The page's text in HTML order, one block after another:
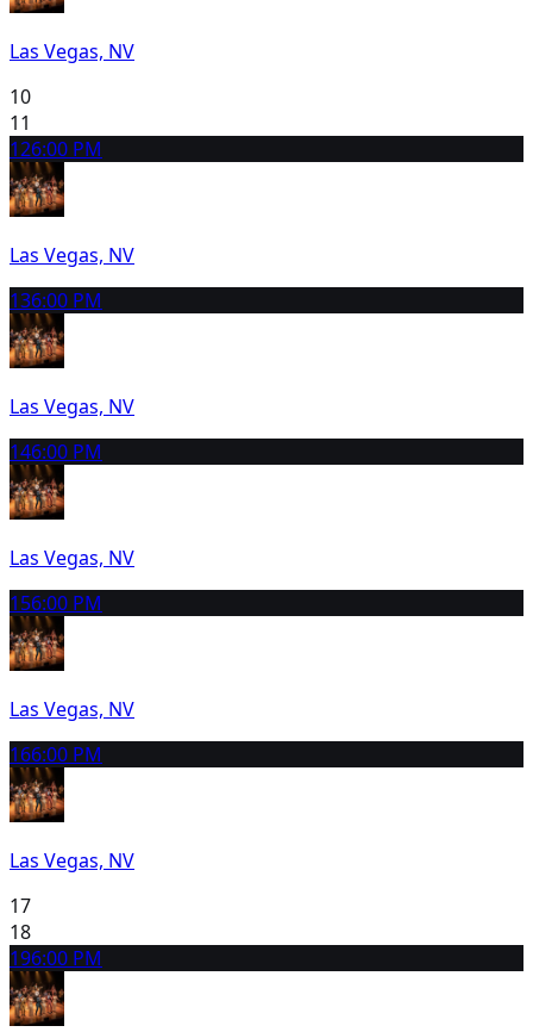
Las Vegas, NV
10
11
126:00 PM
Las Vegas, NV
136:00 PM
Las Vegas, NV
146:00 PM
Las Vegas, NV
156:00 PM
Las Vegas, NV
166:00 PM
Las Vegas, NV
17
18
196:00 PM